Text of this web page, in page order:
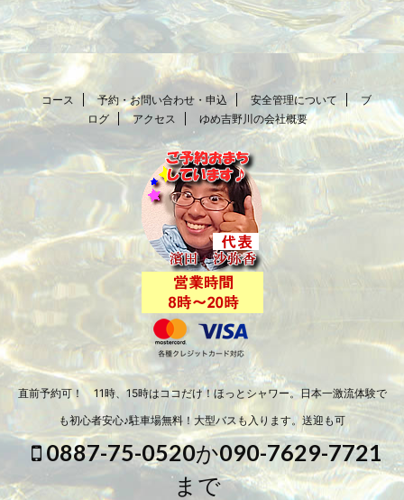
コース 予約・お問い合わせ・申込 安全管理について
ブ
ログ
アクセス ゆめ吉野川の会社概要
直前予約可！ 11時、15時はココだけ！ほっとシャワー。日本一激流体験で
も初心者安心♪駐車場無料！大型バスも入ります。送迎も可
0887-75-0520か090-7629-7721
まで